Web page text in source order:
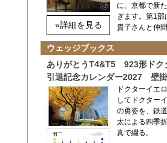
»詳細を見る
に、京都で新
ぎます。第1
貴子さんと仲
ウェッジブックス
ありがとうT4&T5 923形ドク
引退記念カレンダー2027 壁
ドクターイエ
してドクター
の勇姿を、鉄
太による四季
真で綴る。